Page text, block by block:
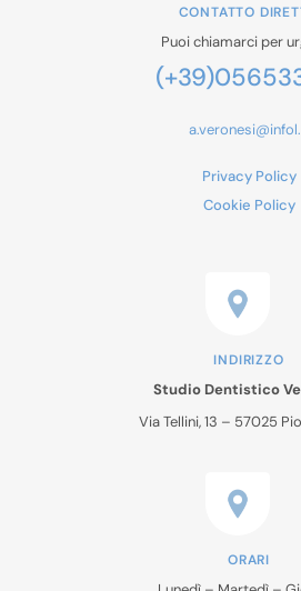
CONTATTO
Puoi chiamarci per
Privacy Policy
Cookie Policy
INDIRIZZO
Studio Dentistico
Via Tellini, 13 – 57025
ORARI